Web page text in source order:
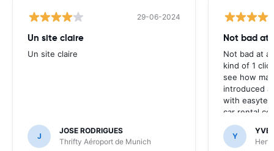
29-06-2024
Un site claire
Un site claire
J
JOSE RODRIGUES
Thrifty Aéroport de Munich
Not bad at
Not bad at
kind of 1
see how
introduced
with
car rental
Y